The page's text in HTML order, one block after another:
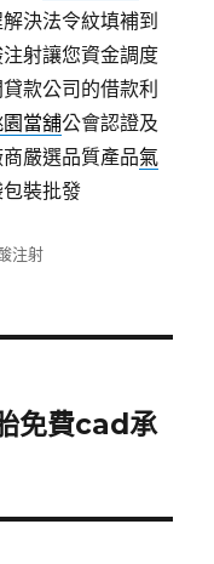
決法令紋填補到
射讓您資金調度
款公司的借款利
園當舖公會認證及
嚴選品質產品氣
裝批發
注射
免費cad承